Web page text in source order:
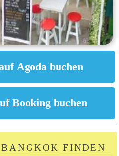
FINDEN